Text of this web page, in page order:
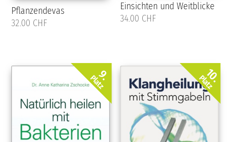
Pflanzendevas
32.00 CHF
Einsichten und Weitblicke
34.00 CHF
9.
Platz 10.
Platz